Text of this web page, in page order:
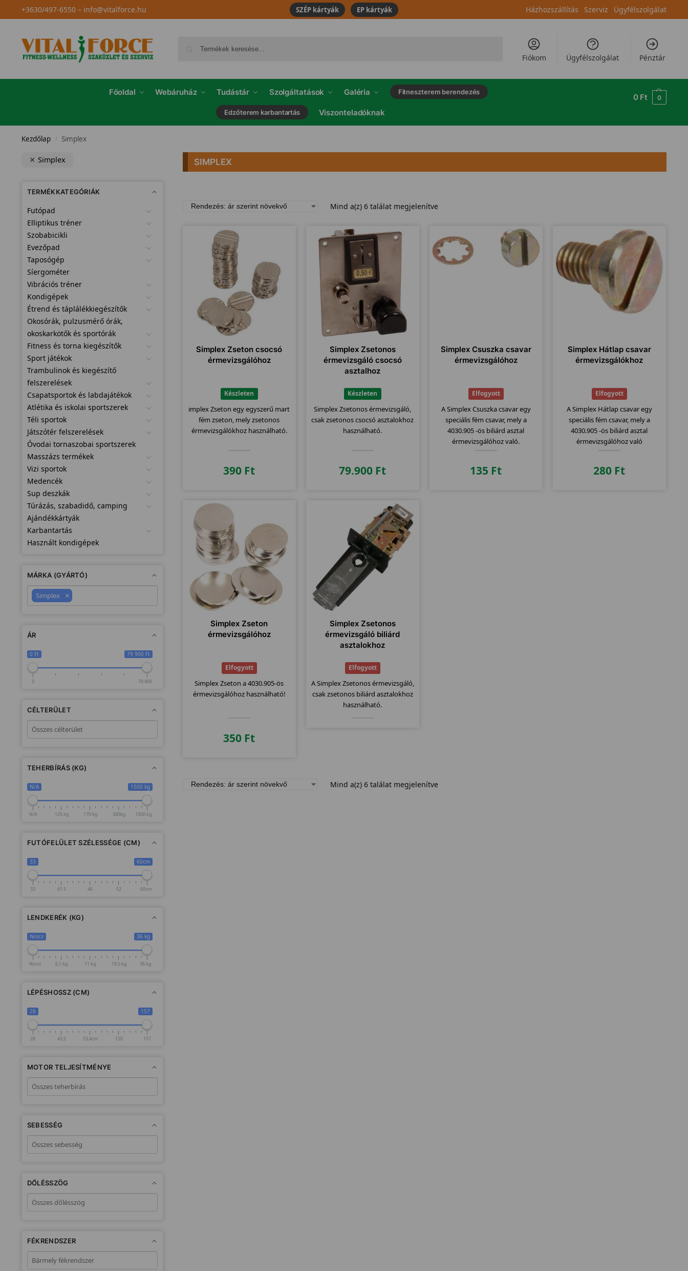
+3630/497-6550– info@vitalforce.hu SZÉP kártyák EP kártyák Házhozszállítás Szerviz Ügyfélszolgálat
Fiókom Ügyfélszolgálat Pénztár
Főoldal Webáruház Tudástár Szolgáltatások Galéria Fitneszterem berendezés
Edzőterem karbantartás Viszonteladóknak
0 Ft 0
Kezdőlap / Simplex
SIMPLEX
Mind a(z) 6 találat megjelenítve
Simplex Zseton csocsó
érmevizsgálóhoz
Készleten
implex Zseton egy egyszerű mart
fém zseton, mely zsetonos
érmevizsgálókhoz használható.
390 Ft
Simplex Zsetonos
érmevizsgáló csocsó
asztalhoz
Készleten
Simplex Zsetonos érmevizsgáló,
csak zsetonos csocsó asztalokhoz
használható.
79.900 Ft
Simplex Csuszka csavar
érmevizsgálóhoz
Elfogyott
A Simplex Csuszka csavar egy
speciális fém csavar, mely a
4030.905 -ös biliárd asztal
érmevizsgálóhoz való.
135 Ft
Simplex Hátlap csavar
érmevizsgálókhoz
Elfogyott
A Simplex Hátlap csavar egy
speciális fém csavar, mely a
4030.905 -ös biliárd asztal
érmevizsgálóhoz való
280 Ft
Simplex Zseton
érmevizsgálóhoz
Elfogyott
Simplex Zseton a 4030.905-ös
érmevizsgálóhoz használható!
350 Ft
Simplex Zsetonos
érmevizsgáló biliárd
asztalokhoz
Elfogyott
A Simplex Zsetonos érmevizsgáló,
csak zsetonos biliárd asztalokhoz
használható.
Mind a(z) 6 találat megjelenítve
Simplex
TERMÉKKATEGÓRIÁK
Futópad
Elliptikus tréner
Szobabicikli
Evezőpad
Taposógép
Síergométer
Vibrációs tréner
Kondigépek
Étrend és táplálékkiegészítők
Okosórák, pulzusmérő órák,
okoskarkötők és sportórák
Fitness és torna kiegészítők
Sport játékok
Trambulinok és kiegészítő
felszerelések
Csapatsportok és labdajátékok
Atlétika és iskolai sportszerek
Téli sportok
Játszótér felszerelések
Óvodai tornaszobai sportszerek
Masszázs termékek
Vizi sportok
Medencék
Sup deszkák
Túrázás, szabadidő, camping
Ajándékkártyák
Karbantartás
Használt kondigépek
MÁRKA (GYÁRTÓ)
Simplex ×
ÁR
0 Ft 79 900 Ft
0 79 900
CÉLTERÜLET
TEHERBÍRÁS (KG)
N/A 1500 kg
N/A 125 kg 170 kg 300kg 1500 kg
FUTÓFELÜLET SZÉLESSÉGE (CM)
33 60cm
33 41.5 46 52 60cm
LENDKERÉK (KG)
Nincs 36 kg
Nincs 6,1 kg 11 kg 18,5 kg 36 kg
LÉPÉSHOSSZ (CM)
28 157
28 43,5 53,4cm 120 157
MOTOR TELJESÍTMÉNYE
SEBESSÉG
DŐLÉSSZÖG
FÉKRENDSZER